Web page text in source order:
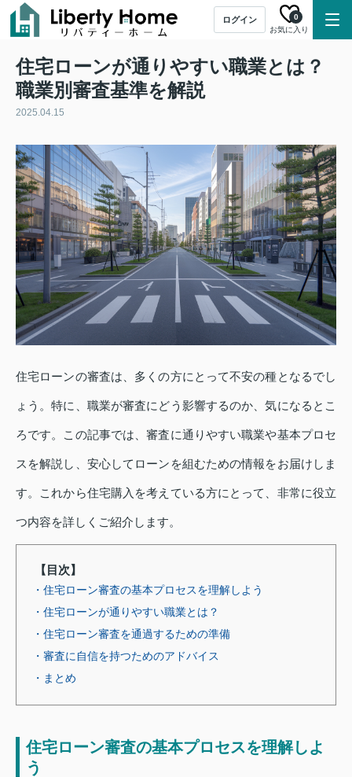
ログイン
お気に入り
0
住宅ローンが通りやすい職業とは？
職業別審査基準を解説
2025.04.15
住宅ローンの審査は、多くの方にとって不安の種となるでし
ょう。特に、職業が審査にどう影響するのか、気になるとこ
ろです。この記事では、審査に通りやすい職業や基本プロセ
スを解説し、安心してローンを組むための情報をお届けしま
す。これから住宅購入を考えている方にとって、非常に役立
つ内容を詳しくご紹介します。
【目次】
・住宅ローン審査の基本プロセスを理解しよう
・住宅ローンが通りやすい職業とは？
・住宅ローン審査を通過するための準備
・審査に自信を持つためのアドバイス
・まとめ
住宅ローン審査の基本プロセスを理解しよ
う